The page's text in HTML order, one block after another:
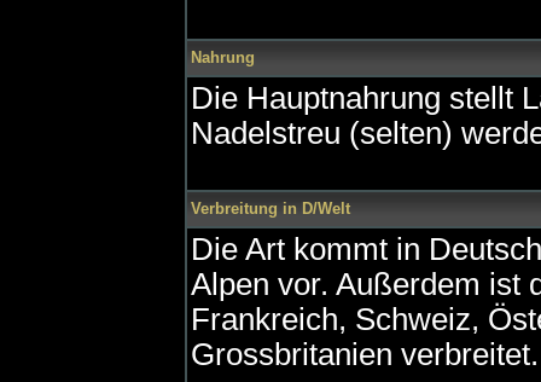
Nahrung
Die Hauptnahrung stellt
Nadelstreu (selten)
Verbreitung in D/Welt
Die Art kommt in
Alpen vor. Außerdem ist
Frankreich, Schweiz,
Grossbritanien verbreitet.